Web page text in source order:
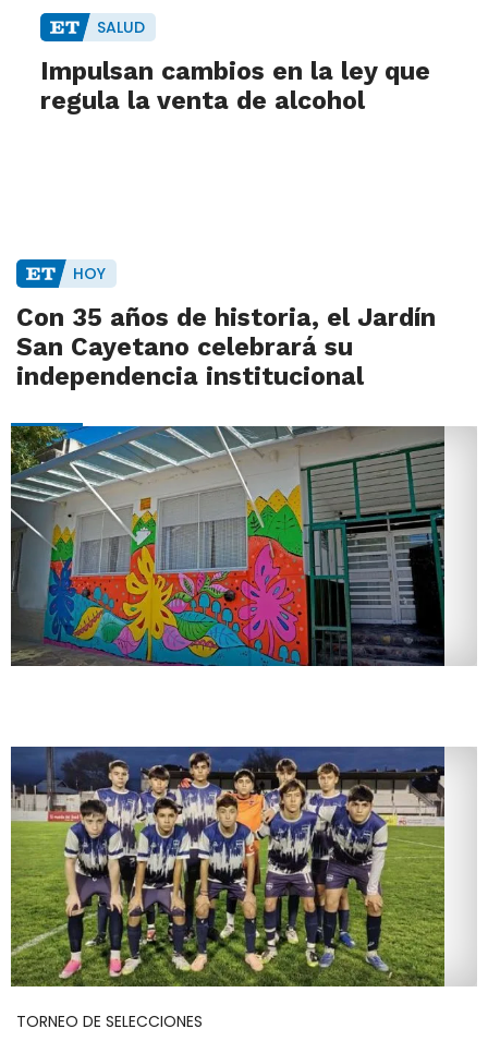
SALUD
Impulsan cambios en la ley que
regula la venta de alcohol
HOY
Con 35 años de historia, el Jardín
San Cayetano celebrará su
independencia institucional
TORNEO DE SELECCIONES